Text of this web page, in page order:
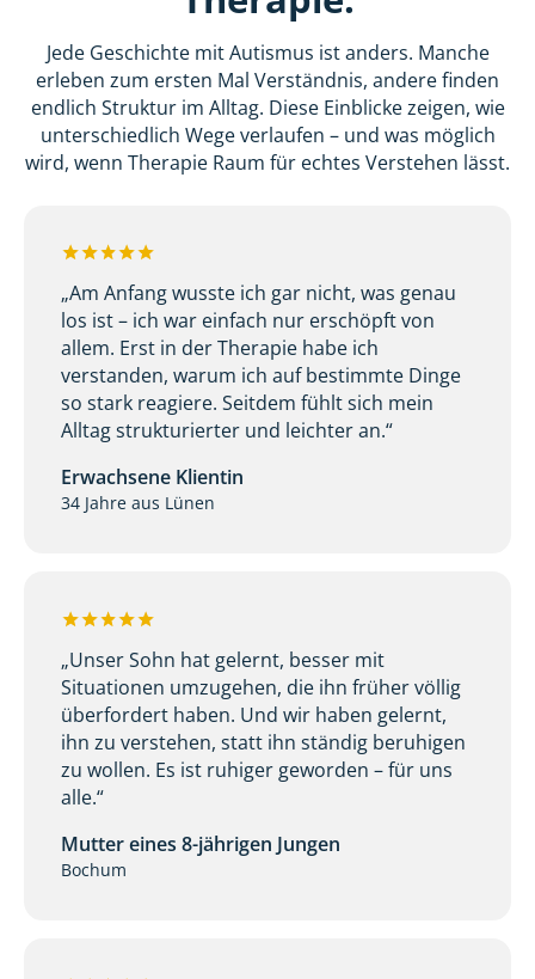
Jede Geschichte mit Autismus ist anders. Manche
erleben zum ersten Mal Verständnis, andere finden
endlich Struktur im Alltag. Diese Einblicke zeigen, wie
unterschiedlich Wege verlaufen – und was möglich
wird, wenn Therapie Raum für echtes Verstehen lässt.
„Am Anfang wusste ich gar nicht, was genau
los ist – ich war einfach nur erschöpft von
allem. Erst in der Therapie habe ich
verstanden, warum ich auf bestimmte Dinge
so stark reagiere. Seitdem fühlt sich mein
Alltag strukturierter und leichter an.“
Erwachsene Klientin
34 Jahre aus Lünen
„Unser Sohn hat gelernt, besser mit
Situationen umzugehen, die ihn früher völlig
überfordert haben. Und wir haben gelernt,
ihn zu verstehen, statt ihn ständig beruhigen
zu wollen. Es ist ruhiger geworden – für uns
alle.“
Mutter eines 8-jährigen Jungen
Bochum